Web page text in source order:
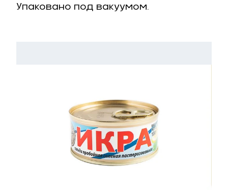
Упаковано под вакуумом.